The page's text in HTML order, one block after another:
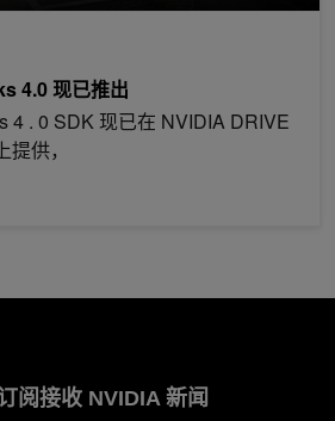
4.0 现已推出
4 . 0 SDK 现已在 NVIDIA DRIVE
供，
阅接收 NVIDIA 新闻